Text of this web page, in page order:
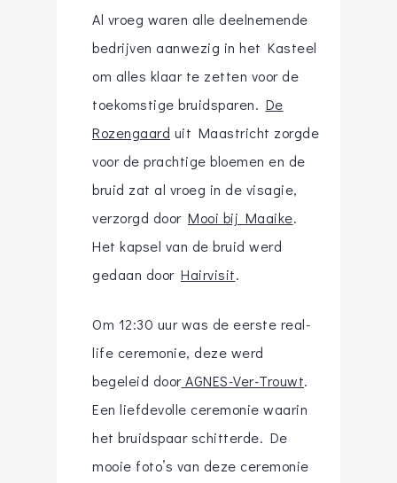
Al vroeg waren alle deelnemende
bedrijven aanwezig in het Kasteel
om alles klaar te zetten voor de
toekomstige bruidsparen. De
Rozengaard uit Maastricht zorgde
voor de prachtige bloemen en de
bruid zat al vroeg in de visagie,
verzorgd door Mooi bij Maaike.
Het kapsel van de bruid werd
gedaan door Hairvisit.
Om 12:30 uur was de eerste real-
life ceremonie, deze werd
begeleid doorAGNES-Ver-Trouwt.
Een liefdevolle ceremonie waarin
het bruidspaar schitterde. De
mooie foto’s van deze ceremonie